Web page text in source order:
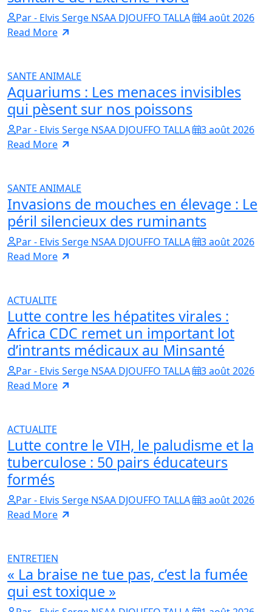
Par - Elvis Serge NSAA DJOUFFO TALLA
4 août 2026
Read More
SANTE ANIMALE
Aquariums : Les menaces invisibles
qui pèsent sur nos poissons
Par - Elvis Serge NSAA DJOUFFO TALLA
3 août 2026
Read More
SANTE ANIMALE
Invasions de mouches en élevage : Le
péril silencieux des ruminants
Par - Elvis Serge NSAA DJOUFFO TALLA
3 août 2026
Read More
ACTUALITE
Lutte contre les hépatites virales :
Africa CDC remet un important lot
d’intrants médicaux au Minsanté
Par - Elvis Serge NSAA DJOUFFO TALLA
3 août 2026
Read More
ACTUALITE
Lutte contre le VIH, le paludisme et la
tuberculose : 50 pairs éducateurs
formés
Par - Elvis Serge NSAA DJOUFFO TALLA
3 août 2026
Read More
ENTRETIEN
« La braise ne tue pas, c’est la fumée
qui est toxique »